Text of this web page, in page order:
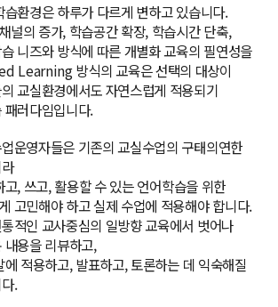
환경은 하루가 다르게 변하고 있습니다.
널의 증가, 학습공간 확장, 학습시간 단축,
니즈와 방식에 따른 개별화 교육의 필연성을
Learning 방식의 교육은 선택의 대상이
교실환경에서도 자연스럽게 적용되기
패러다임입니다.
운영자들은 기존의 교실수업의 구태의연한
, 쓰고, 활용할 수 있는 언어학습을 위한
고민해야 하고 실제 수업에 적용해야 합니다.
적인 교사중심의 일방향 교육에서 벗어나
용을 리뷰하고,
적용하고, 발표하고, 토론하는 데 익숙해질
.